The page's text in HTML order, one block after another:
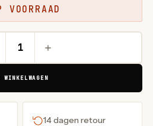
14 dagen retour